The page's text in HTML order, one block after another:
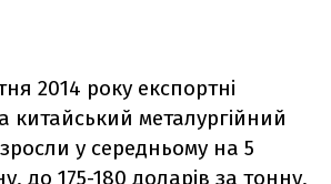
2014 року експортні
китайський металургійний
у середньому на 5
до 175-180 доларів за тонну,